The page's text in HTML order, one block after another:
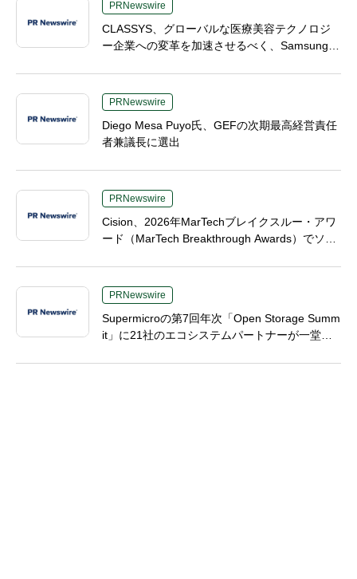
PRNewswire
CLASSYS、グローバルな医療美容テクノロジ
ー企業への変革を加速させるべく、Samsung El
PRNewswire
Diego Mesa Puyo氏、GEFの次期最高経営責任
者兼議長に選出
PRNewswire
Cision、2026年MarTechブレイクスルー・アワ
ード（MarTech Breakthrough Awards）でソー
PRNewswire
Supermicroの第7回年次「Open Storage Summ
it」に21社のエコシステムパートナーが一堂に